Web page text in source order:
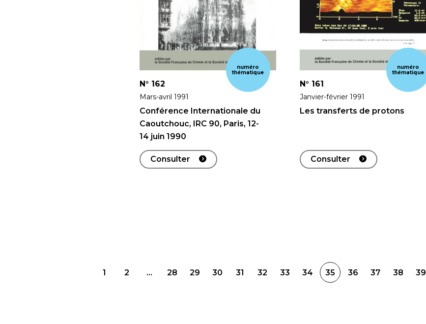
numéro
thématique
N° 162
Mars-avril 1991
Conférence Internationale du
Caoutchouc, IRC 90, Paris, 12-
14 juin 1990
Consulter
numéro
thématique
N° 161
Janvier-février 1991
Les transferts de protons
Consulter
1 2 … 28 29 30 31 32 33 34 35 36 37 38 39